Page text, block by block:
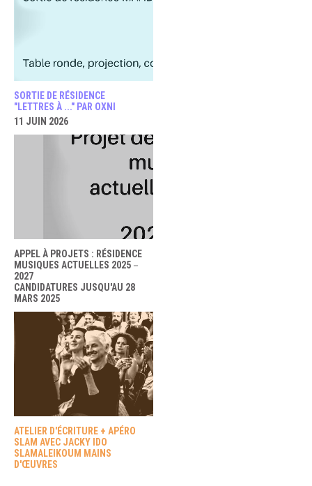
SORTIE DE RÉSIDENCE
"LETTRES À ..." PAR OXNI
11 JUIN 2026
APPEL À PROJETS : RÉSIDENCE
MUSIQUES ACTUELLES 2025－
2027
CANDIDATURES JUSQU'AU 28
MARS 2025
ATELIER D'ÉCRITURE + APÉRO
SLAM AVEC JACKY IDO
SLAMALEIKOUM MAINS
D'ŒUVRES